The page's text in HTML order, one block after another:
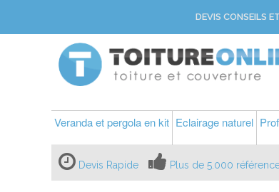
DEVIS CONSEILS
Veranda et pergola en kit Eclairage naturel
Devis Rapide Plus de 5.000